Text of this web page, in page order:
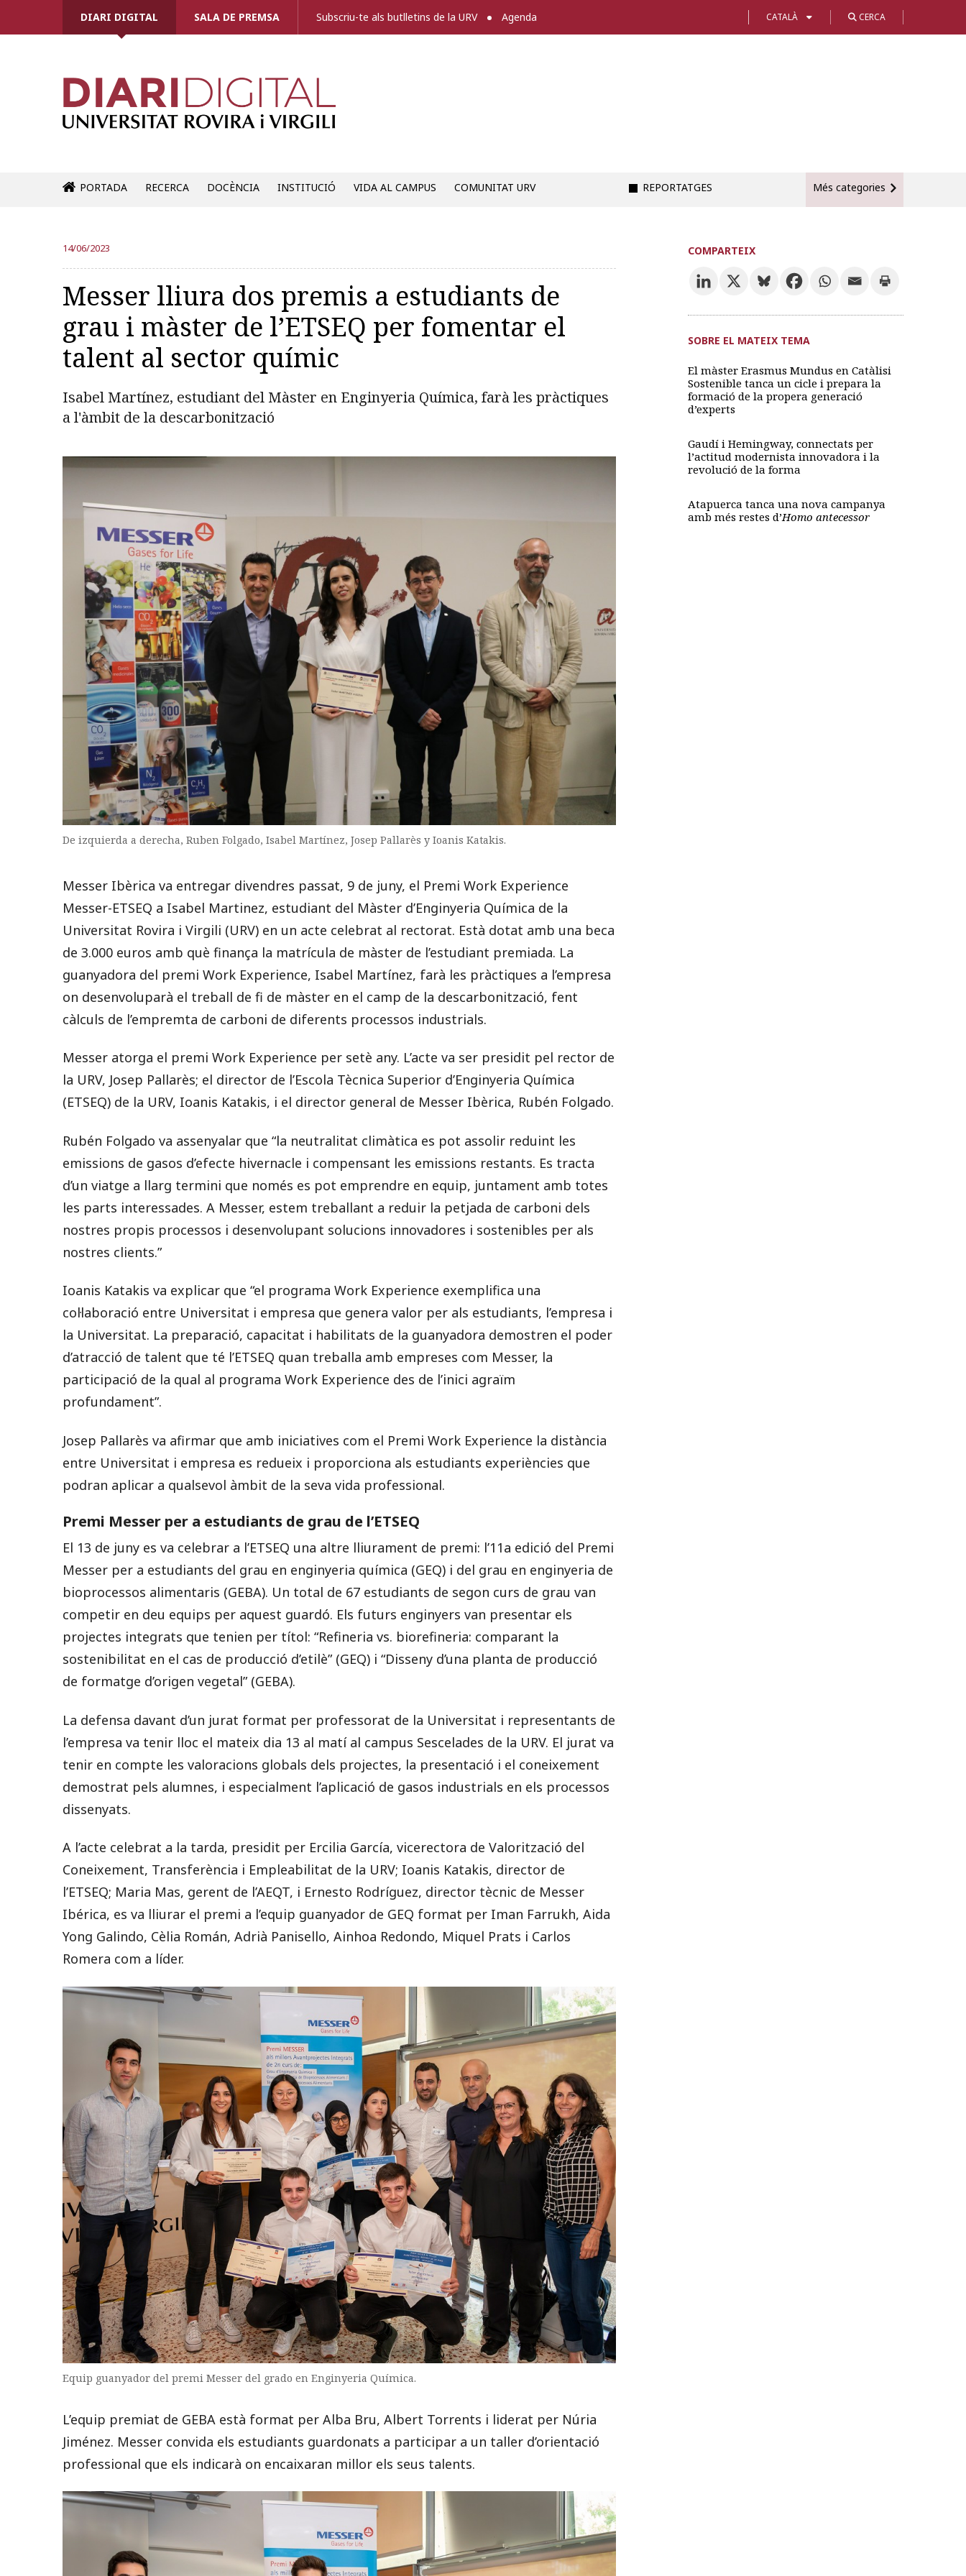
DIARI DIGITAL SALA DE PREMSA Subscriu-te als butlletins de la URV Agenda CATALÀ CERCA
PORTADA RECERCA DOCÈNCIA INSTITUCIÓ VIDA AL CAMPUS COMUNITAT URV REPORTATGES Més categories
14/06/2023
Messer lliura dos premis a estudiants de
grau i màster de l’ETSEQ per fomentar el
talent al sector químic
Isabel Martínez, estudiant del Màster en Enginyeria Química, farà les pràctiques
a l'àmbit de la descarbonització
De izquierda a derecha, Ruben Folgado, Isabel Martínez, Josep Pallarès y Ioanis Katakis.
Messer Ibèrica va entregar divendres passat, 9 de juny, el Premi Work Experience
Messer-ETSEQ a Isabel Martinez, estudiant del Màster d’Enginyeria Química de la
Universitat Rovira i Virgili (URV) en un acte celebrat al rectorat. Està dotat amb una beca
de 3.000 euros amb què finança la matrícula de màster de l’estudiant premiada. La
guanyadora del premi Work Experience, Isabel Martínez, farà les pràctiques a l’empresa
on desenvoluparà el treball de fi de màster en el camp de la descarbonització, fent
càlculs de l’empremta de carboni de diferents processos industrials.
Messer atorga el premi Work Experience per setè any. L’acte va ser presidit pel rector de
la URV, Josep Pallarès; el director de l’Escola Tècnica Superior d’Enginyeria Química
(ETSEQ) de la URV, Ioanis Katakis, i el director general de Messer Ibèrica, Rubén Folgado.
Rubén Folgado va assenyalar que “la neutralitat climàtica es pot assolir reduint les
emissions de gasos d’efecte hivernacle i compensant les emissions restants. Es tracta
d’un viatge a llarg termini que només es pot emprendre en equip, juntament amb totes
les parts interessades. A Messer, estem treballant a reduir la petjada de carboni dels
nostres propis processos i desenvolupant solucions innovadores i sostenibles per als
nostres clients.”
Ioanis Katakis va explicar que “el programa Work Experience exemplifica una
col·laboració entre Universitat i empresa que genera valor per als estudiants, l’empresa i
la Universitat. La preparació, capacitat i habilitats de la guanyadora demostren el poder
d’atracció de talent que té l’ETSEQ quan treballa amb empreses com Messer, la
participació de la qual al programa Work Experience des de l’inici agraïm
profundament”.
Josep Pallarès va afirmar que amb iniciatives com el Premi Work Experience la distància
entre Universitat i empresa es redueix i proporciona als estudiants experiències que
podran aplicar a qualsevol àmbit de la seva vida professional.
Premi Messer per a estudiants de grau de l’ETSEQ
El 13 de juny es va celebrar a l’ETSEQ una altre lliurament de premi: l’11a edició del Premi
Messer per a estudiants del grau en enginyeria química (GEQ) i del grau en enginyeria de
bioprocessos alimentaris (GEBA). Un total de 67 estudiants de segon curs de grau van
competir en deu equips per aquest guardó. Els futurs enginyers van presentar els
projectes integrats que tenien per títol: “Refineria vs. biorefineria: comparant la
sostenibilitat en el cas de producció d’etilè” (GEQ) i “Disseny d’una planta de producció
de formatge d’origen vegetal” (GEBA).
La defensa davant d’un jurat format per professorat de la Universitat i representants de
l’empresa va tenir lloc el mateix dia 13 al matí al campus Sescelades de la URV. El jurat va
tenir en compte les valoracions globals dels projectes, la presentació i el coneixement
demostrat pels alumnes, i especialment l’aplicació de gasos industrials en els processos
dissenyats.
A l’acte celebrat a la tarda, presidit per Ercilia García, vicerectora de Valorització del
Coneixement, Transferència i Empleabilitat de la URV; Ioanis Katakis, director de
l’ETSEQ; Maria Mas, gerent de l’AEQT, i Ernesto Rodríguez, director tècnic de Messer
Ibérica, es va lliurar el premi a l’equip guanyador de GEQ format per Iman Farrukh, Aida
Yong Galindo, Cèlia Román, Adrià Panisello, Ainhoa Redondo, Miquel Prats i Carlos
Romera com a líder.
Equip guanyador del premi Messer del grado en Enginyeria Química.
L’equip premiat de GEBA està format per Alba Bru, Albert Torrents i liderat per Núria
Jiménez. Messer convida els estudiants guardonats a participar a un taller d’orientació
professional que els indicarà on encaixaran millor els seus talents.
COMPARTEIX
SOBRE EL MATEIX TEMA
El màster Erasmus Mundus en Catàlisi
Sostenible tanca un cicle i prepara la
formació de la propera generació
d’experts
Gaudí i Hemingway, connectats per
l’actitud modernista innovadora i la
revolució de la forma
Atapuerca tanca una nova campanya
amb més restes d’Homo antecessor